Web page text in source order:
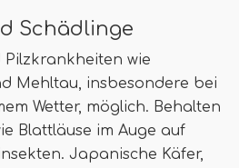
Schädlinge
Pilzkrankheiten wie
Mehltau, insbesondere bei
Wetter, möglich. Behalten
Blattläuse im Auge auf
Japanische Käfer,